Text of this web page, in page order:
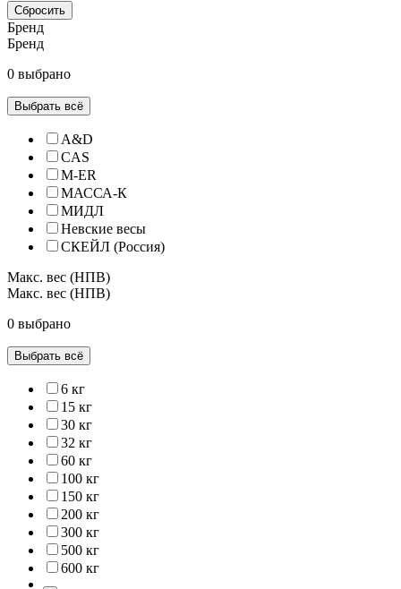
Сбросить
Бренд
Бренд
0 выбрано
Выбрать всё
A&D
CAS
M-ER
МАССА-К
МИДЛ
Невские весы
СКЕЙЛ (Россия)
Макс. вес (НПВ)
Макс. вес (НПВ)
0 выбрано
Выбрать всё
6 кг
15 кг
30 кг
32 кг
60 кг
100 кг
150 кг
200 кг
300 кг
500 кг
600 кг